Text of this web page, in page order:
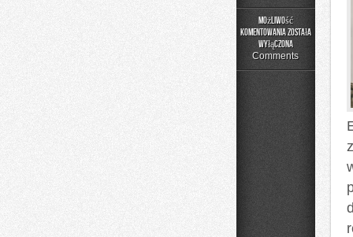
Możliwość
komentowania
sportowe
została
wyłączona
Comments